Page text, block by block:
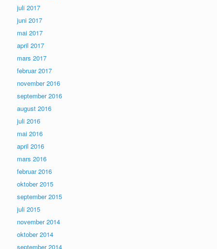
juli 2017
juni 2017
mai 2017
april 2017
mars 2017
februar 2017
november 2016
september 2016
august 2016
juli 2016
mai 2016
april 2016
mars 2016
februar 2016
oktober 2015
september 2015
juli 2015
november 2014
oktober 2014
september 2014